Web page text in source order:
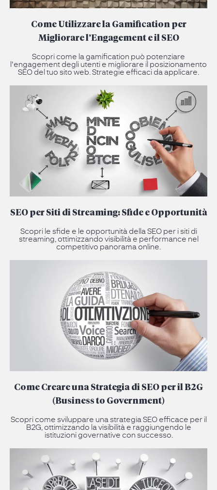
Come Utilizzare la Gamification per
Migliorare l’Engagement e il SEO
Scopri come la gamification può potenziare
l'engagement degli utenti e migliorare il posizionamento
SEO del tuo sito web. Strategie efficaci da applicare.
SEO per Siti di Streaming: Sfide e Opportunità
Scopri le sfide e le opportunità della SEO per i siti di
streaming, ottimizzando visibilità e performance nel
competitivo panorama online.
Come Creare una Strategia di SEO per il B2G
(Business to Government)
Scopri come sviluppare una strategia SEO efficace per il
B2G, ottimizzando la visibilità e raggiungendo le
istituzioni governative con successo.